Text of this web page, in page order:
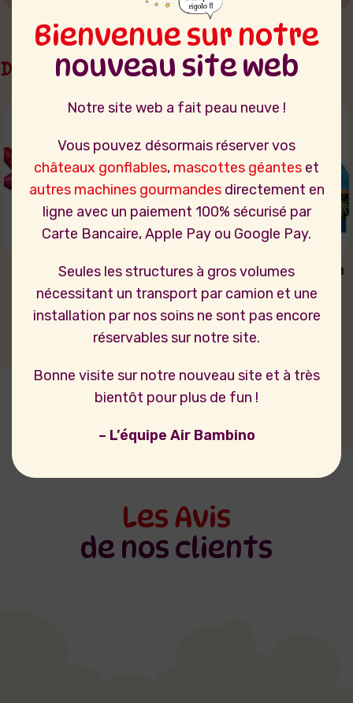
Bienvenue sur notre
nouveau site web
Notre site web a fait peau neuve !
Vous pouvez désormais réserver vos
châteaux gonflables, mascottes géantes et
autres machines gourmandesdirectement en
ligne avec un paiement 100% sécurisé par
Carte Bancaire, Apple Pay ou Google Pay.
Seules les structures à gros volumes
nécessitant un transport par camion et une
installation par nos soins ne sont pas encore
réservables sur notre site.
Bonne visite sur notre nouveau site et à très
bientôt pour plus de fun !
– L’équipe Air Bambino
Dans la même catégorie
Château Gonflable 3
Masques
150,00 €
Château Air Cendrillon
150,00€
Les Avis
de nos clients